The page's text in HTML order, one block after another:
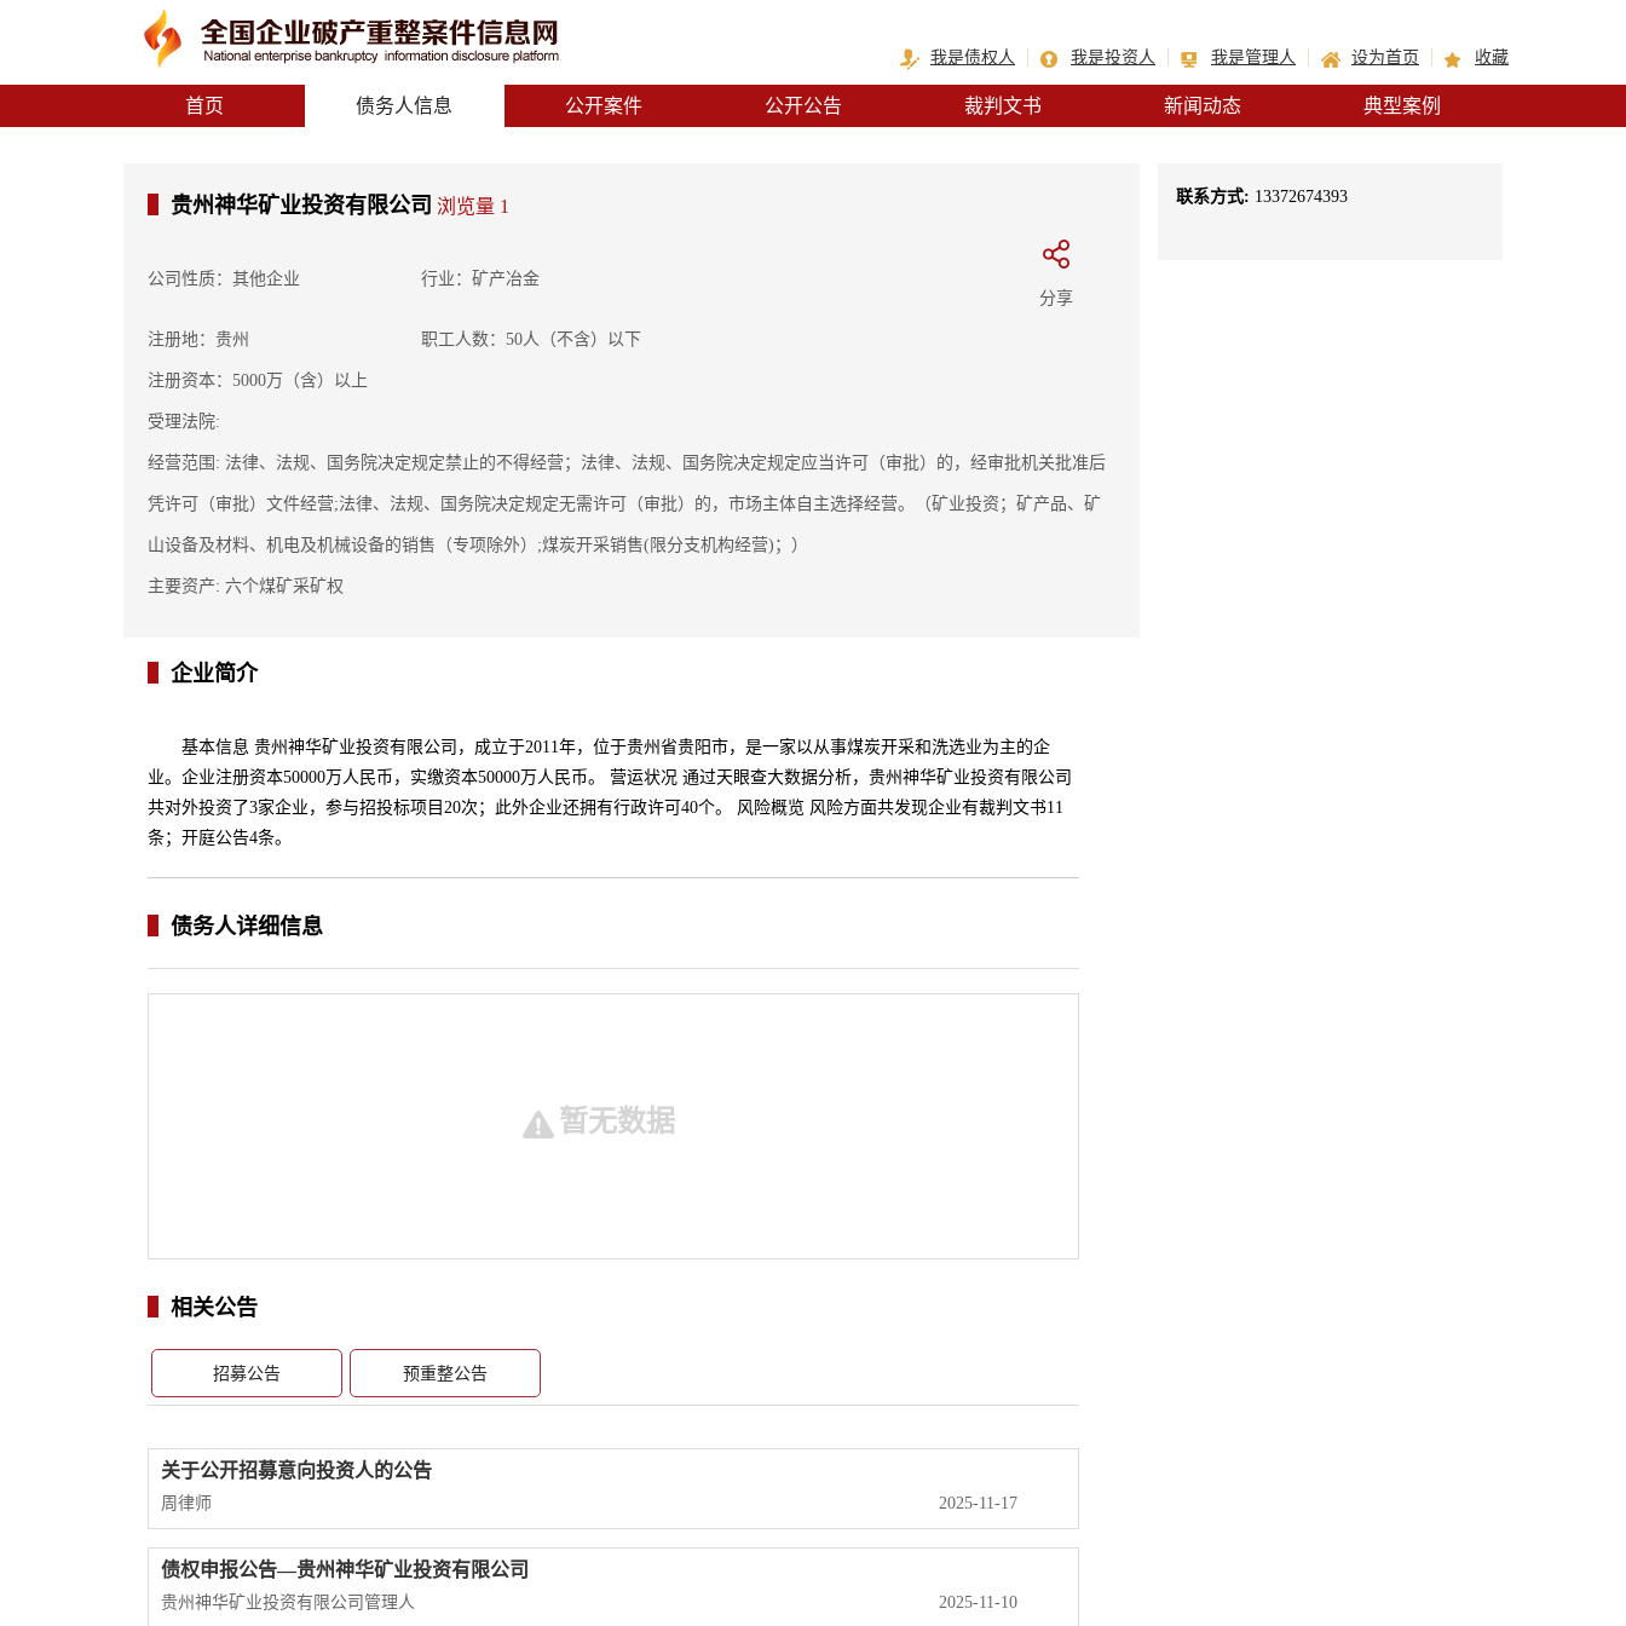
我是债权人 我是投资人 我是管理人 设为首页 收藏
首页 债务人信息 公开案件 公开公告 裁判文书 新闻动态 典型案例
贵州神华矿业投资有限公司 浏览量 1
公司性质：其他企业
行业：矿产冶金
分享
注册地：贵州 职工人数：50人（不含）以下
注册资本：5000万（含）以上
受理法院:
经营范围: 法律、法规、国务院决定规定禁止的不得经营；法律、法规、国务院决定规定应当许可（审批）的，经审批机关批准后
凭许可（审批）文件经营;法律、法规、国务院决定规定无需许可（审批）的，市场主体自主选择经营。（矿业投资；矿产品、矿
山设备及材料、机电及机械设备的销售（专项除外）;煤炭开采销售(限分支机构经营)；）
主要资产: 六个煤矿采矿权
企业简介
基本信息 贵州神华矿业投资有限公司，成立于2011年，位于贵州省贵阳市，是一家以从事煤炭开采和洗选业为主的企
业。企业注册资本50000万人民币，实缴资本50000万人民币。 营运状况 通过天眼查大数据分析，贵州神华矿业投资有限公司
共对外投资了3家企业，参与招投标项目20次；此外企业还拥有行政许可40个。 风险概览 风险方面共发现企业有裁判文书11
条；开庭公告4条。
债务人详细信息
暂无数据
相关公告
招募公告 预重整公告
关于公开招募意向投资人的公告
周律师 2025-11-17
债权申报公告—贵州神华矿业投资有限公司
贵州神华矿业投资有限公司管理人 2025-11-10
联系方式: 13372674393